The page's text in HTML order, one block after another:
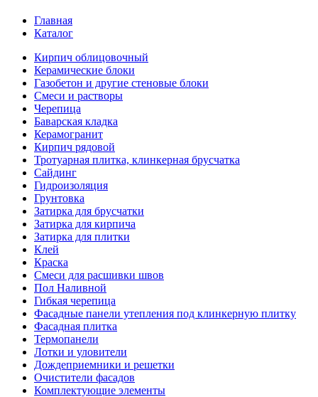
Главная
Каталог
Кирпич облицовочный
Керамические блоки
Газобетон и другие стеновые блоки
Смеси и растворы
Черепица
Баварская кладка
Керамогранит
Кирпич рядовой
Тротуарная плитка, клинкерная брусчатка
Сайдинг
Гидроизоляция
Грунтовка
Затирка для брусчатки
Затирка для кирпича
Затирка для плитки
Клей
Краска
Смеси для расшивки швов
Пол Наливной
Гибкая черепица
Фасадные панели утепления под клинкерную плитку
Фасадная плитка
Термопанели
Лотки и уловители
Дождеприемники и решетки
Очистители фасадов
Комплектующие элементы